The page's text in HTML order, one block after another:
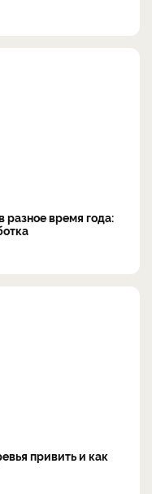
время года:
привить и как